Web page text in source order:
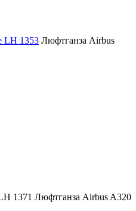
LH 1353 Люфтганза Airbus
1371 Люфтганза Airbus A320